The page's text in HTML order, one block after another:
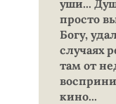
уши...
просто
Богу,
случаях
там от
кино...